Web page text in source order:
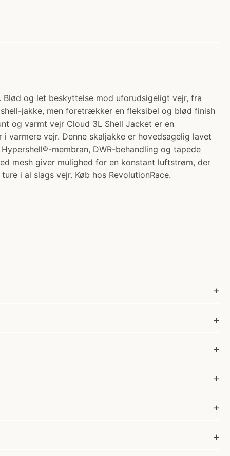
Blød og let beskyttelse mod uforudsigeligt vejr, fra
jakke, men foretrækker en fleksibel og blød finish
og varmt vejr Cloud 3L Shell Jacket er en
vejr. Denne skaljakke er hovedsagelig lavet
membran, DWR-behandling og tapede
mesh giver mulighed for en konstant luftstrøm, der
i al slags vejr. Køb hos RevolutionRace.